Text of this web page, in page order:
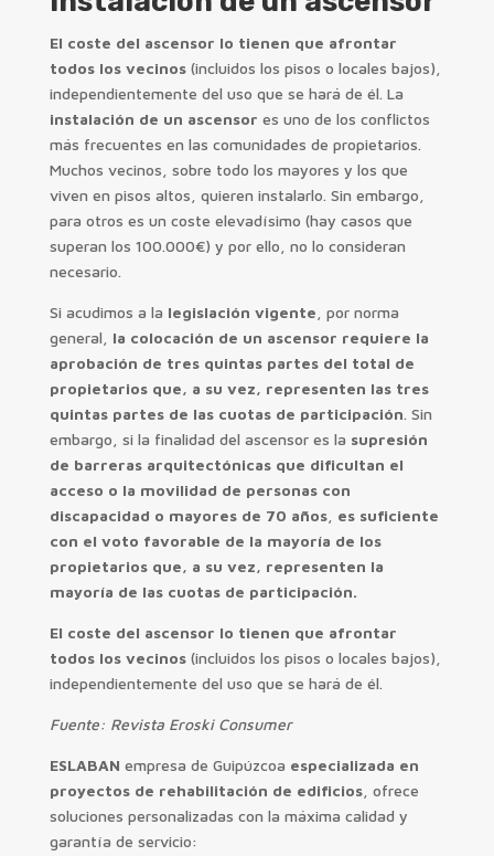
El coste del ascensor lo tienen que afrontar
todos los vecinos(incluidos los pisos o locales bajos),
independientemente del uso que se hará de él. La
instalación de un ascensor es uno de los conflictos
más frecuentes en las comunidades de propietarios.
Muchos vecinos, sobre todo los mayores y los que
viven en pisos altos, quieren instalarlo. Sin embargo,
para otros es un coste elevadísimo (hay casos que
superan los 100.000€) y por ello, no lo consideran
necesario.
Si acudimos a la legislación vigente , por norma
general, la colocación de un ascensor requiere la
aprobación de tres quintas partes del total de
propietarios que, a su vez, representen las tres
quintas partes de las cuotas de participación. Sin
embargo, si la finalidad del ascensor es la supresión
de barreras arquitectónicas que dificultan el
acceso o la movilidad de personas con
discapacidad o mayores de 70 años, es suficiente
con el voto favorable de la mayoría de los
propietarios que, a su vez, representen la
mayoría de las cuotas de participación.
El coste del ascensor lo tienen que afrontar
todos los vecinos(incluidos los pisos o locales bajos),
independientemente del uso que se hará de él.
Fuente: Revista Eroski Consumer
ESLABAN empresa de Guipúzcoa especializada en
proyectos de rehabilitación de edificios, ofrece
soluciones personalizadas con la máxima calidad y
garantía de servicio: